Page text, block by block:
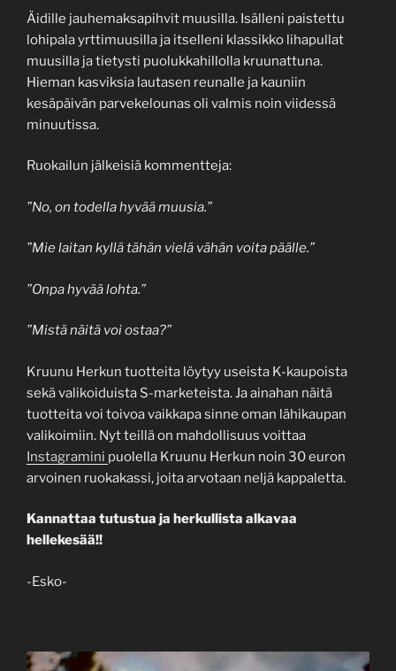
Äidille jauhemaksapihvit muusilla. Isälleni paistettu
lohipala yrttimuusilla ja itselleni klassikko lihapullat
muusilla ja tietysti puolukkahillolla kruunattuna.
Hieman kasviksia lautasen reunalle ja kauniin
kesäpäivän parvekelounas oli valmis noin viidessä
minuutissa.
Ruokailun jälkeisiä kommentteja:
”No, on todella hyvää muusia.”
”Mie laitan kyllä tähän vielä vähän voita päälle.”
”Onpa hyvää lohta.”
”Mistä näitä voi ostaa?”
Kruunu Herkun tuotteita löytyy useista K-kaupoista
sekä valikoiduista S-marketeista. Ja ainahan näitä
tuotteita voi toivoa vaikkapa sinne oman lähikaupan
valikoimiin. Nyt teillä on mahdollisuus voittaa
Instagramini puolella Kruunu Herkun noin 30 euron
arvoinen ruokakassi, joita arvotaan neljä kappaletta.
Kannattaa tutustua ja herkullista alkavaa
hellekesää!!
-Esko-